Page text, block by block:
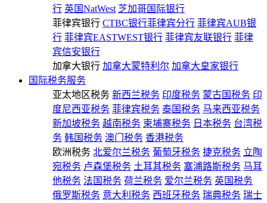
行 英国NatWest 芝加哥国际银行
菲律宾银行 CTBC银行菲律宾分行 菲律宾AUB银
行 菲律宾EASTWEST银行 菲律宾友联银行 菲律
宾信安银行
加拿大银行 加拿大蒙特利尔 加拿大皇家银行
国际税务服务
亚太地区税务 新西兰税务 印度税务 蒙古国税务 印
度尼西亚税务 菲律宾税务 泰国税务 马来西亚税务
新加坡税务 越南税务 柬埔寨税务 日本税务 台湾税
务 韩国税务 澳门税务 香港税务
欧洲税务 北爱尔兰税务 葡萄牙税务 捷克税务 立陶
宛税务 卢森堡税务 土耳其税务 塞浦路斯税务 马耳
他税务 法国税务 荷兰税务 爱尔兰税务 英国税务
俄罗斯税务 意大利税务 西班牙税务 瑞典税务 瑞士